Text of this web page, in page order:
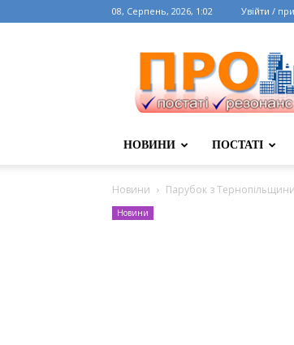
08, Серпень, 2026, 1:02 Увійти /
НОВИНИ ПОСТАТІ
Новини Парубок з Тернопільщини
Новини